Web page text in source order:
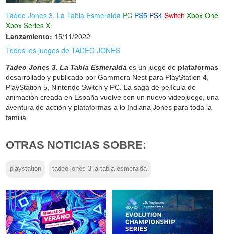
Tadeo Jones 3. La Tabla Esmeralda PC PS5 PS4 Switch Xbox One
Xbox Series X
Lanzamiento: 15/11/2022
Todos los juegos de TADEO JONES
Tadeo Jones 3. La Tabla Esmeralda es un juego de plataformas
desarrollado y publicado por Gammera Nest para PlayStation 4,
PlayStation 5, Nintendo Switch y PC. La saga de película de
animación creada en España vuelve con un nuevo videojuego, una
aventura de acción y plataformas a lo Indiana Jones para toda la
familia.
OTRAS NOTICIAS SOBRE:
playstation tadeo jones 3 la tabla esmeralda